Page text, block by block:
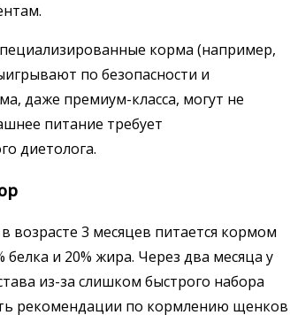
корма (например,
по безопасности и
даже премиум-класса, могут не
питание требует
диетолога.
возрасте 3 месяцев питается кормом
и 20% жира. Через два месяца у
из-за слишком быстрого набора
рекомендации по кормлению щенков